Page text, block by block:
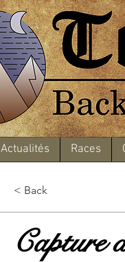
Actualités Races
< Back
Capture